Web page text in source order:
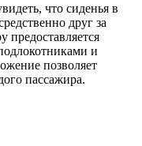
что сиденья в
друг за
предоставляется
и
позволяет
пассажира.